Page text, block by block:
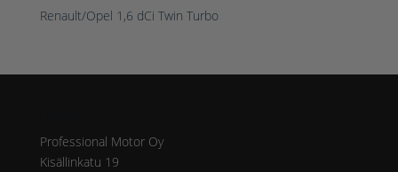
Renault/Opel 1,6 dCi Twin Turbo
Professional Motor Oy
Kisällinkatu 19